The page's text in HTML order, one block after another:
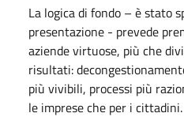
La logica di fondo – è stato
presentazione - prevede
aziende virtuose, più che
risultati:
più vivibili, processi più
le imprese che per i cittadini.